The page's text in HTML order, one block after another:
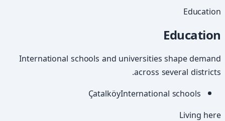
Education
Education
International schools and universities shape demand
across several districts.
ÇatalköyInternational schools
Living here